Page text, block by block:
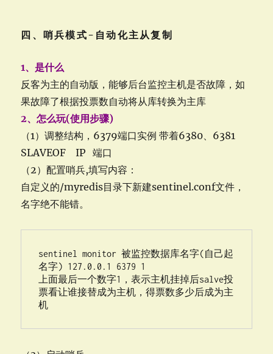
四、哨兵模式-自动化主从复制
1、是什么
反客为主的自动版，能够后台监控主机是否故障，如
果故障了根据投票数自动将从库转换为主库
2、怎么玩(使用步骤)
（1）调整结构，6379端口实例 带着6380、6381
SLAVEOF IP 端口
（2）配置哨兵,填写内容：
自定义的/myredis目录下新建sentinel.conf文件，
名字绝不能错。
sentinel monitor 被监控数据库名字(自己起
名字) 127.0.0.1 6379 1
上面最后一个数字1，表示主机挂掉后salve投
票看让谁接替成为主机，得票数多少后成为主
机